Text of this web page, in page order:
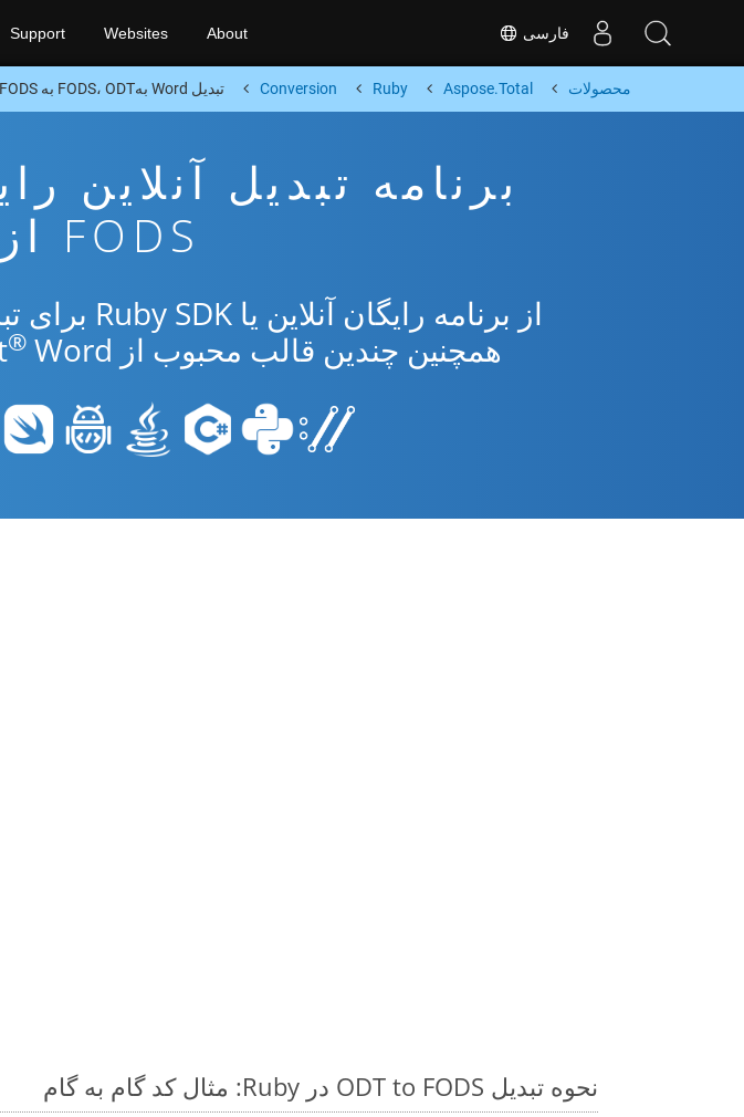
فارسی Support Websites About
محصولات Aspose.Total
Ruby
Conversion تبدیل Word بهFODS، ODT به FODS مبدل رایگان یا Ruby SDK
FODS از طریق Ruby
همچنین چندین قالب محبوب از Microsoft
® Word استفاده کنید.
نحوه تبدیل ODT to FODS در Ruby: مثال کد گام به گام